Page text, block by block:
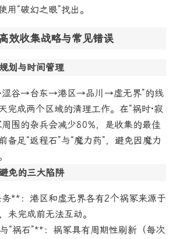
用“破幻之眼”找出。
效收集战略与常见错误
划与时间管理
涩谷→台东→港区→品川→虚无界”的线
完成两个区域的清理工作。在“祸时·寂
围的杂兵会减少80%，是收集的最佳
备足“返程石”与“魔力药”，避免因魔力
免的三大陷阱
**：港区和虚无界各有2个祸冢来源于
未完成前无法互动。
“祸石”**：祸冢具有周期性刷新（每次